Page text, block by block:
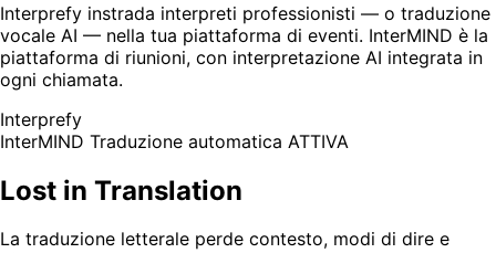
Interprefy instrada interpreti professionisti — o traduzione
vocale AI — nella tua piattaforma di eventi. InterMIND è la
piattaforma di riunioni, con interpretazione AI integrata in
ogni chiamata.
Interprefy
InterMIND Traduzione automatica ATTIVA
Lost in Translation
La traduzione letterale perde contesto, modi di dire e